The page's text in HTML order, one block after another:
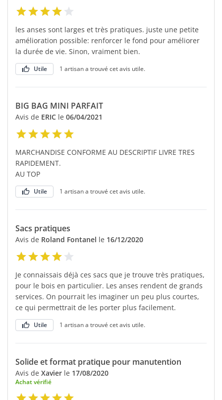
les anses sont larges et très pratiques. juste une petite
amélioration possible: renforcer le fond pour améliorer
la durée de vie. Sinon, vraiment bien.
Utile 1 artisan a trouvé cet avis utile.
BIG BAG MINI PARFAIT
Avis de ERIC le 06/04/2021
MARCHANDISE CONFORME AU DESCRIPTIF LIVRE TRES
RAPIDEMENT.
AU TOP
Utile 1 artisan a trouvé cet avis utile.
Sacs pratiques
Avis de Roland Fontanel le 16/12/2020
Je connaissais déjà ces sacs que je trouve très pratiques,
pour le bois en particulier. Les anses rendent de grands
services. On pourrait les imaginer un peu plus courtes,
ce qui permettrait de les porter plus facilement.
Utile 1 artisan a trouvé cet avis utile.
Solide et format pratique pour manutention
Avis de Xavier le 17/08/2020
Achat vérifié